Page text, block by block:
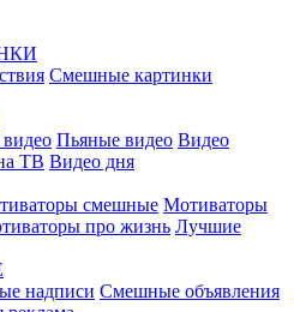
Смешные картинки
Пьяные видео Видео
ТВ Видео дня
смешные Мотиваторы
про жизнь Лучшие
надписи Смешные объявления